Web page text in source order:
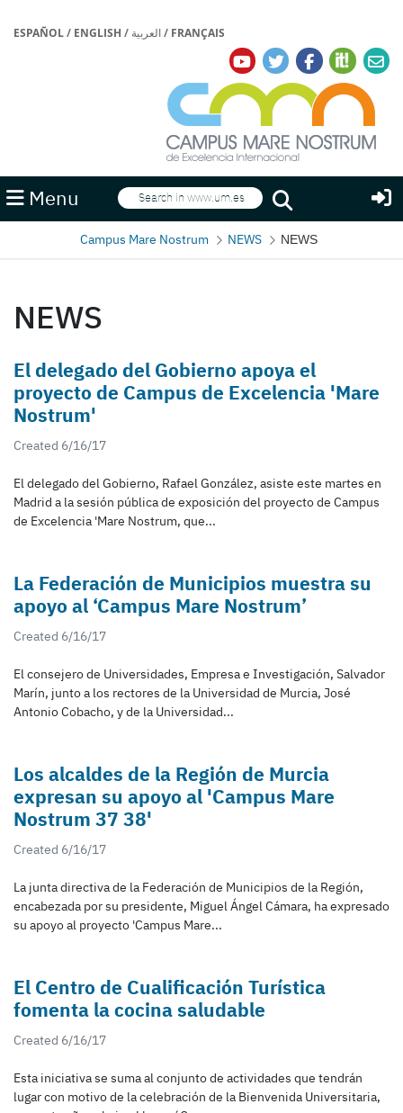
ESPAÑOL/ ENGLISH / العربية/ FRANÇAIS
Menu Search
Search
Campus Mare Nostrum NEWS NEWS
NEWS
El delegado del Gobierno apoya el
proyecto de Campus de Excelencia 'Mare
Nostrum'
Created 6/16/17
El delegado del Gobierno, Rafael González, asiste este martes en
Madrid a la sesión pública de exposición del proyecto de Campus
de Excelencia 'Mare Nostrum, que...
La Federación de Municipios muestra su
apoyo al ‘Campus Mare Nostrum’
Created 6/16/17
El consejero de Universidades, Empresa e Investigación, Salvador
Marín, junto a los rectores de la Universidad de Murcia, José
Antonio Cobacho, y de la Universidad...
Los alcaldes de la Región de Murcia
expresan su apoyo al 'Campus Mare
Nostrum 37 38'
Created 6/16/17
La junta directiva de la Federación de Municipios de la Región,
encabezada por su presidente, Miguel Ángel Cámara, ha expresado
su apoyo al proyecto 'Campus Mare...
El Centro de Cualificación Turística
fomenta la cocina saludable
Created 6/16/17
Esta iniciativa se suma al conjunto de actividades que tendrán
lugar con motivo de la celebración de la Bienvenida Universitaria,